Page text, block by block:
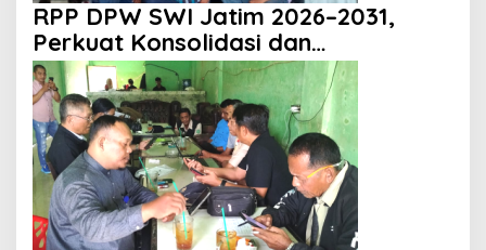
RPP DPW SWI Jatim 2026–2031,
Perkuat Konsolidasi dan
Profesionalisme Organisasi